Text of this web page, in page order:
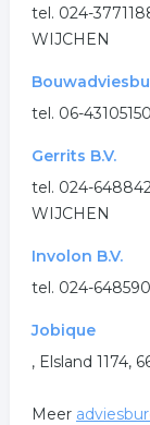
.tel. 024-
WIJCHEN
tel. 06-
Gerrits B.V.
tel. 024-
WIJCHEN
Involon B.V.
tel. 024-
Jobique
, Elsland 1174,
Meer